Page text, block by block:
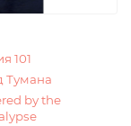
101
Тумана
by the